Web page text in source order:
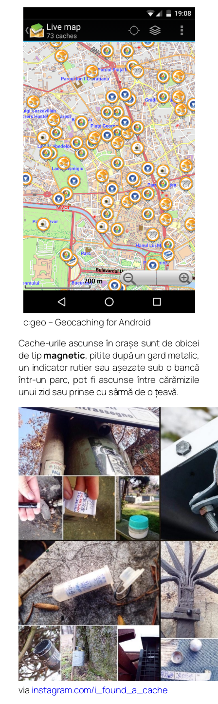
c:geo – Geocaching for Android
Cache-urile ascunse în orașe sunt de obicei
de tipmagnetic, pitite după un gard metalic,
un indicator rutier sau așezate sub o bancă
într-un parc, pot fi ascunse între cărămizile
unui zid sau prinse cu sârmă de o țeavă.
via instagram.com/i_found_a_cache